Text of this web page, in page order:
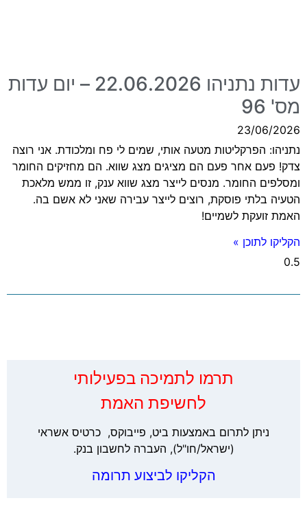
עדות נתניהו 22.06.2026 – יום עדות
מס' 96
23/06/2026
נתניהו: הפרקליטות מטעה אותי, שמים לי פח ומלכודת. אני רוצה
צדק! פעם אחר פעם הם מציגים מצג שווא. הם מחזיקים החומר
ומסלפים החומר. מנסים לייצר מצג שווא ענק, זו ממש מלאכת
הטעיה בלתי פוסקת, רוצים לייצר עבירה שאני לא אשם בה.
האמת זועקת לשמיים!
הקליקו לתוכן »
‏תרמו לתמיכה בפעילותי
לחשיפת האמת
ניתן לתרום באמצעות ביט, פייבוקס, כרטיס אשראי
(ישראל/חו"ל), העברה לחשבון בנק.
הקליקו לביצוע תרומה